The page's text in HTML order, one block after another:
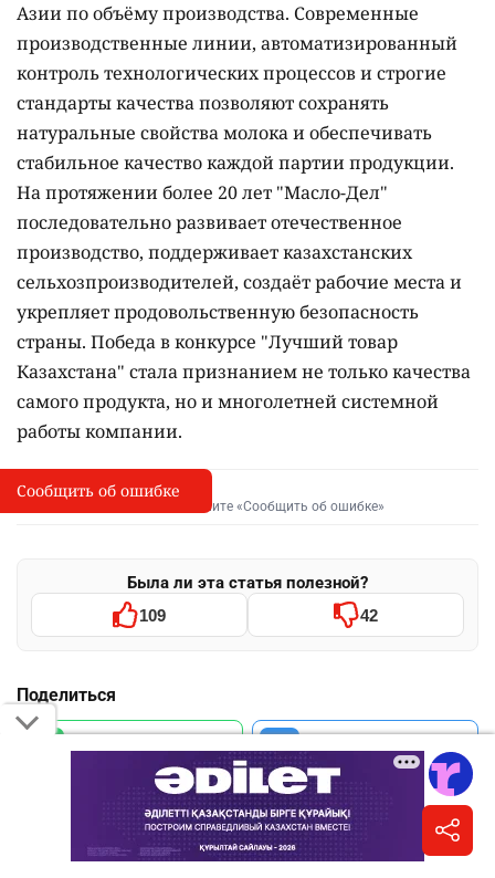
Азии по объёму производства. Современные
производственные линии, автоматизированный
контроль технологических процессов и строгие
стандарты качества позволяют сохранять
натуральные свойства молока и обеспечивать
стабильное качество каждой партии продукции.
На протяжении более 20 лет "Масло-Дел"
последовательно развивает отечественное
производство, поддерживает казахстанских
сельхозпроизводителей, создаёт рабочие места и
укрепляет продовольственную безопасность
страны. Победа в конкурсе "Лучший товар
Казахстана" стала признанием не только качества
самого продукта, но и многолетней системной
работы компании.
I
Сообщить об опечатке
Выделите фрагмент и нажмите «Сообщить об ошибке»
Была ли эта статья полезной?
109 42
Поделиться
WhatsApp Telegram
Facebook
Сообщить об ошибке